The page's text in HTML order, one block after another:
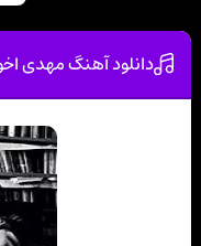
دانلود آهنگ مهدی